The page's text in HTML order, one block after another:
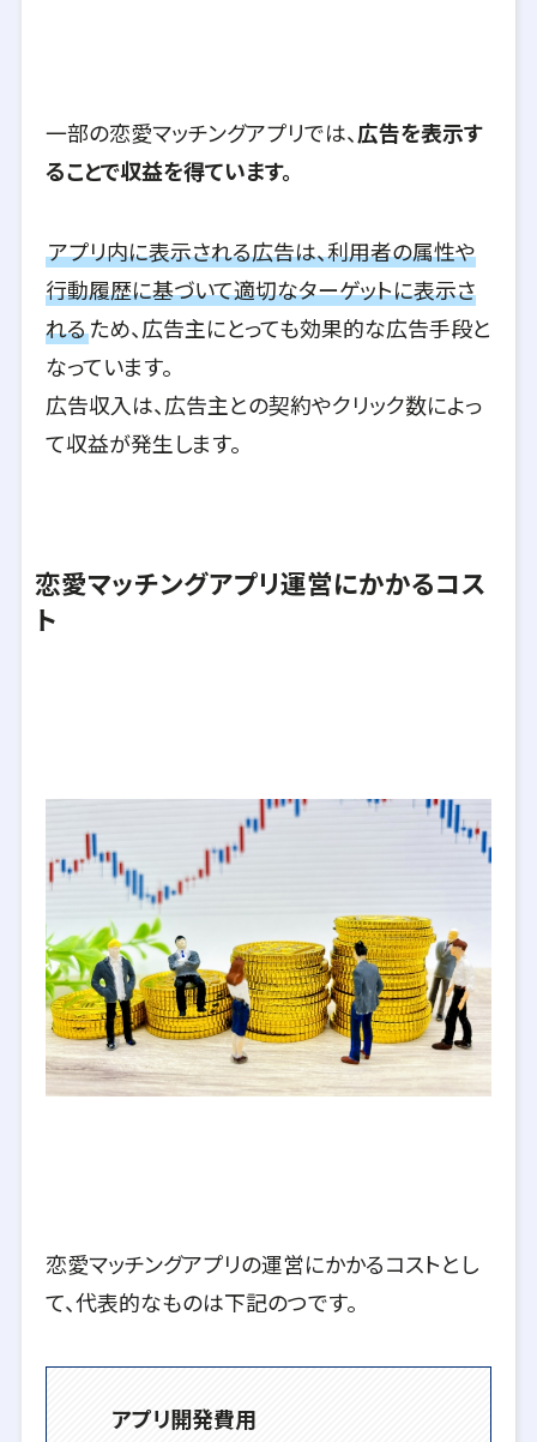
一部の恋愛マッチングアプリでは、 広告を表示す
ることで収益を得ています。
アプリ内に表示される広告は、利用者の属性や
行動履歴に基づいて適切なターゲットに表示さ
れるため、広告主にとっても効果的な広告手段と
なっています。
広告収入は、広告主との契約やクリック数によっ
て収益が発生します。
恋愛マッチングアプリ運営にかかるコス
ト
恋愛マッチングアプリの運営にかかるコストとし
て、代表的なものは下記のつです。
アプリ開発費用